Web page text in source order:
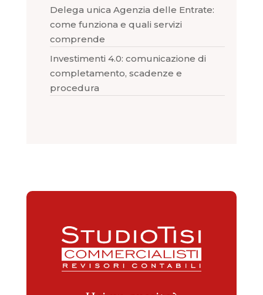
Delega unica Agenzia delle Entrate:
come funziona e quali servizi
comprende
Investimenti 4.0: comunicazione di
completamento, scadenze e
procedura